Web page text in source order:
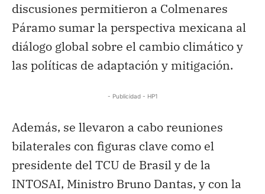
discusiones permitieron a Colmenares
Páramo sumar la perspectiva mexicana al
diálogo global sobre el cambio climático y
las políticas de adaptación y mitigación.
- Publicidad - HP1
Además, se llevaron a cabo reuniones
bilaterales con figuras clave como el
presidente del TCU de Brasil y de la
INTOSAI, Ministro Bruno Dantas, y con la